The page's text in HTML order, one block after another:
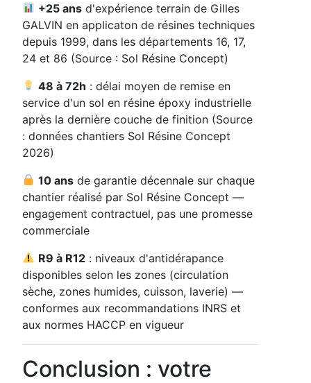
+25 ans d'expérience terrain de Gilles
GALVIN en applicaton de résines techniques
depuis 1999, dans les départements 16, 17,
24 et 86 (Source : Sol Résine Concept)
48 à 72h : délai moyen de remise en
service d'un sol en résine époxy industrielle
après la dernière couche de finition (Source
: données chantiers Sol Résine Concept
2026)
10 ans de garantie décennale sur chaque
chantier réalisé par Sol Résine Concept —
engagement contractuel, pas une promesse
commerciale
R9 à R12 : niveaux d'antidérapance
disponibles selon les zones (circulation
sèche, zones humides, cuisson, laverie) —
conformes aux recommandations INRS et
aux normes HACCP en vigueur
Conclusion : votre